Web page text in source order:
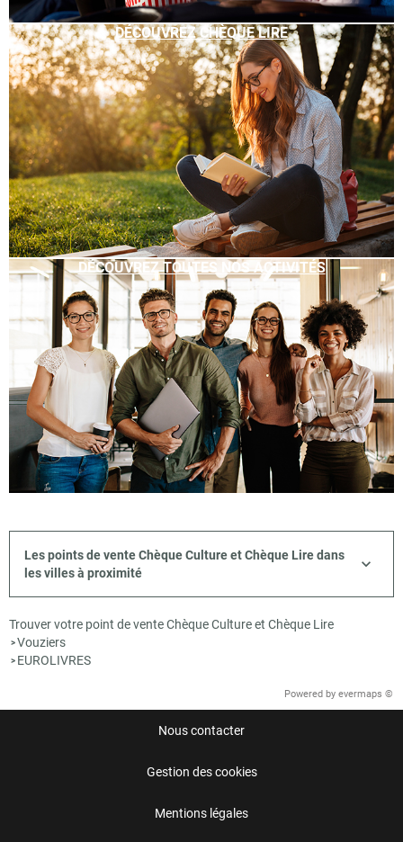
DÉCOUVREZ CHÈQUE LIRE
DÉCOUVREZ TOUTES NOS ACTIVITÉS
Les points de vente Chèque Culture et Chèque Lire dans
les villes à proximité
Trouver votre point de vente Chèque Culture et Chèque Lire
>Vouziers
> EUROLIVRES
Powered by evermaps ©
Nous contacter
Gestion des cookies
Mentions légales